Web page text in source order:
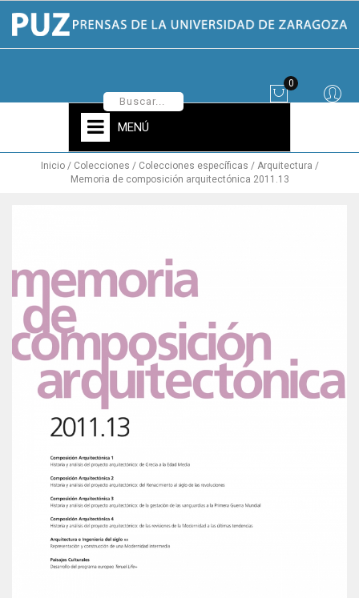
0
MENÚ
Inicio Colecciones Colecciones específicas
Arquitectura
Memoria de composición arquitectónica 2011.13